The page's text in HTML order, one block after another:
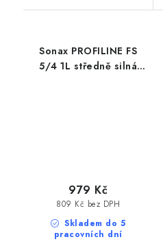
Sonax PROFILINE FS
5/4 1L středně silná
Skladem do 5
pracovních dní
809 Kč bez DPH
979 Kč